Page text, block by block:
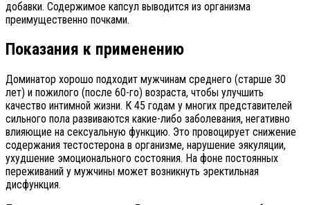
добавки. Содержимое капсул выводится из организма
преимущественно почками.
Показания к применению
Доминатор хорошо подходит мужчинам среднего (старше 30
лет) и пожилого (после 60-го) возраста, чтобы улучшить
качество интимной жизни. К 45 годам у многих представителей
сильного пола развиваются какие-либо заболевания, негативно
влияющие на сексуальную функцию. Это провоцирует снижение
содержания тестостерона в организме, нарушение эякуляции,
ухудшение эмоционального состояния. На фоне постоянных
переживаний у мужчины может возникнуть эректильная
дисфункция.